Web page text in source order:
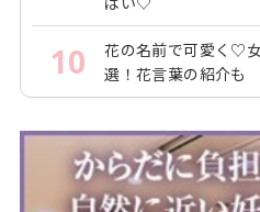
10
花の名前で可愛く♡
選！花言葉の紹介も